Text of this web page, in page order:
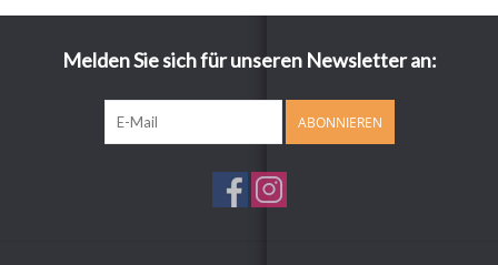
Melden Sie sich für unseren Newsletter an:
ABONNIEREN